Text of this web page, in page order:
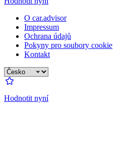
O car.advisor
Impressum
Ochrana údajů
Pokyny pro soubory cookie
Kontakt
Hodnotit nyní